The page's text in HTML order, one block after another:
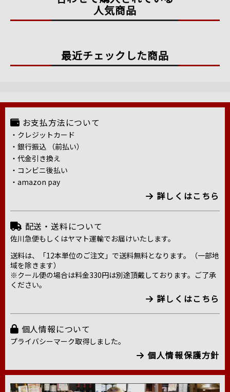
人気商品
最近チェックした商品
お支払方法について
・クレジットカード
・銀行振込 （前払い）
・代金引き換え
・コンビニ後払い
・amazon pay
詳しくはこちら
配送・送料について
佐川急便もしくはヤマト運輸でお届けいたします。
送料は、「12本単位のご注文」で送料無料となります。（一部地
域を除きます）
※クール便の場合は料金330円は別途頂戴しております。ご了承
ください。
詳しくはこちら
個人情報について
プライバシーマーク取得しました。
個人情報保護方針